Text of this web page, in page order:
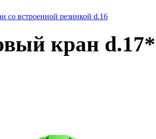
со встроенной резинкой d.16
кран